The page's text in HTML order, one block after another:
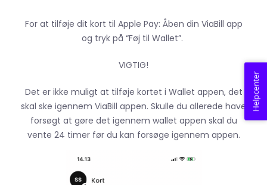
For at tilføje dit kort til Apple Pay: Åben din ViaBill app
og tryk på “Føj til Wallet”.
VIGTIG!
Det er ikke muligt at tilføje kortet i Wallet appen, det
skal ske igennem ViaBill appen. Skulle du allerede have
forsøgt at gøre det igennem wallet appen skal du
vente 24 timer før du kan forsøge igennem appen.
Helpcenter